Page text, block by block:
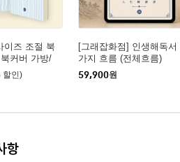
이즈 조절 북
커버 가방/
치가방 /북
할인)
[그래잡화점] 인생해독서
가지 흐름 (전체흐름)
59,900원
항